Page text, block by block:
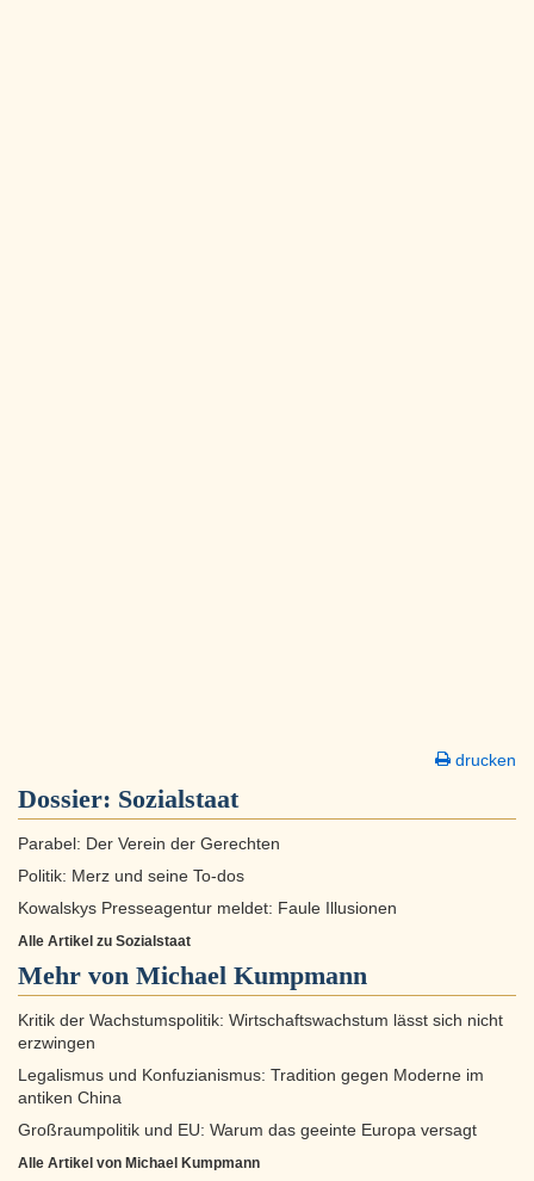
drucken
Dossier: Sozialstaat
Parabel: Der Verein der Gerechten
Politik: Merz und seine To-dos
Kowalskys Presseagentur meldet: Faule Illusionen
Alle Artikel zu Sozialstaat
Mehr von Michael Kumpmann
Kritik der Wachstumspolitik: Wirtschaftswachstum lässt sich nicht
erzwingen
Legalismus und Konfuzianismus: Tradition gegen Moderne im
antiken China
Großraumpolitik und EU: Warum das geeinte Europa versagt
Alle Artikel von Michael Kumpmann